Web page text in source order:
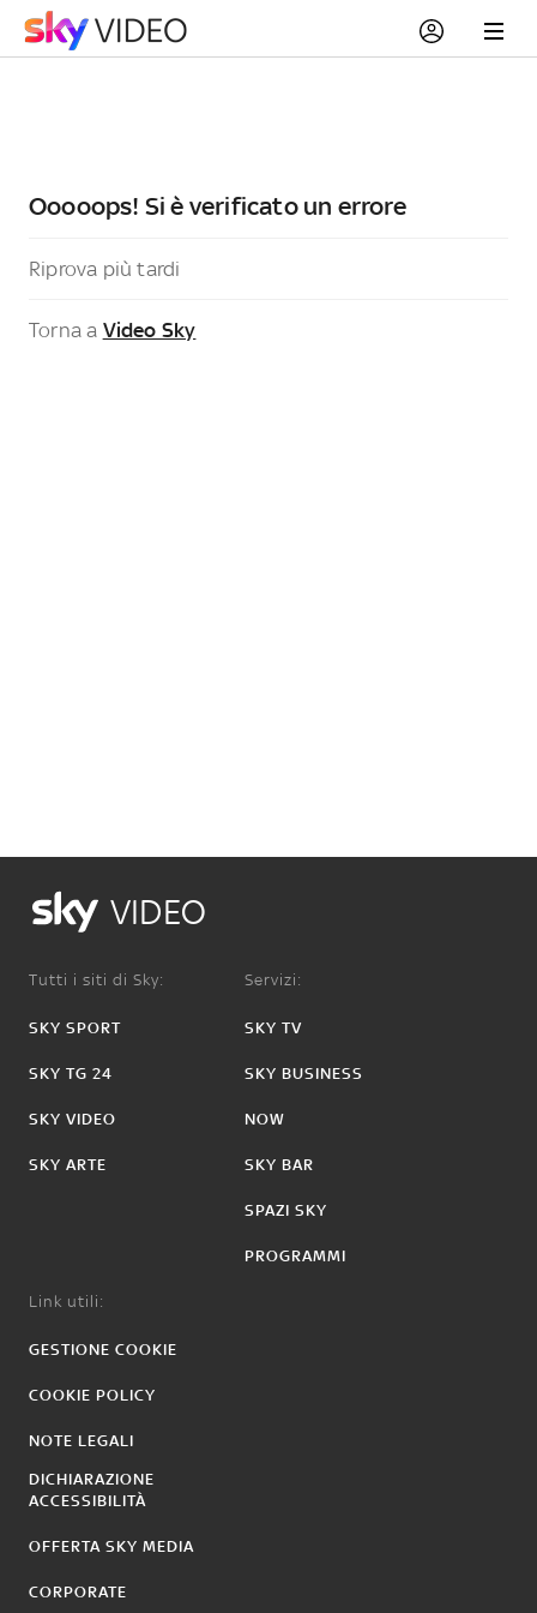
Ooooops! Si è verificato un errore
Riprova più tardi
Torna a Video Sky
VIDEO
Tutti i siti di Sky:
SKY SPORT
SKY TG 24
SKY VIDEO
SKY ARTE
Servizi:
SKY TV
SKY BUSINESS
NOW
SKY BAR
SPAZI SKY
PROGRAMMI
Link utili:
GESTIONE COOKIE
COOKIE POLICY
NOTE LEGALI
DICHIARAZIONE
ACCESSIBILITÀ
OFFERTA SKY MEDIA
CORPORATE